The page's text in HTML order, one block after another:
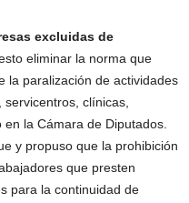
excluidas de
eliminar la norma que
la paralización de actividades
clínicas,
la Cámara de Diputados.
y propuso que la prohibición
que presten
para la continuidad de